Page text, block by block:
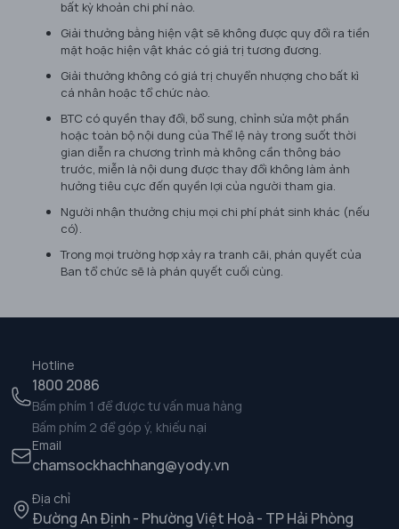
bất kỳ khoản chi phí nào.
Giải thưởng bằng hiện vật sẽ không được quy đổi ra tiền
mặt hoặc hiện vật khác có giá trị tương đương.
Giải thưởng không có giá trị chuyển nhượng cho bất kì
cá nhân hoặc tổ chức nào.
BTC có quyền thay đổi, bổ sung, chỉnh sửa một phần
hoặc toàn bộ nội dung của Thể lệ này trong suốt thời
gian diễn ra chương trình mà không cần thông báo
trước, miễn là nội dung được thay đổi không làm ảnh
hưởng tiêu cực đến quyền lợi của người tham gia.
Người nhận thưởng chịu mọi chi phí phát sinh khác (nếu
có).
Trong mọi trường hợp xảy ra tranh cãi, phán quyết của
Ban tổ chức sẽ là phán quyết cuối cùng.
Hotline
1800 2086
Bấm phím 1 để được tư vấn mua hàng
Bấm phím 2 để góp ý, khiếu nại
Email
chamsockhachhang@yody.vn
Địa chỉ
Đường An Định - Phường Việt Hoà - TP Hải Phòng